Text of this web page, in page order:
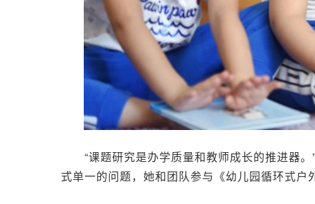
“课题研究是办学质量和教师成长的推进器
式单一的问题，她和团队参与《幼儿园循环式户